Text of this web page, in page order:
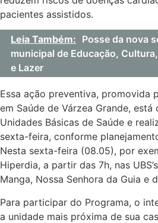
pacientes assistidos.
Leia Também: Posse da nova
municipal de Educação,
e Lazer
Essa ação preventiva, promovida
em Saúde de Várzea Grande, está
Unidades Básicas de Saúde e
sexta-feira, conforme
Nesta sexta-feira (08.05), por
Hiperdia, a partir das 7h, nas
Manga, Nossa Senhora da Guia e
Para participar do Programa, o
a unidade mais próxima de sua